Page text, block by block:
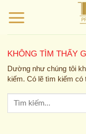
qua
KHÔNG TÌM THẤY
Dường như chúng tôi
kiếm. Có lẽ tìm kiếm có